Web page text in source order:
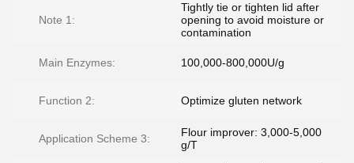
Note 1:
Tightly tie or tighten lid after
opening to avoid moisture or
contamination
Main Enzymes: 100,000-800,000U/g
Function 2: Optimize gluten network
Application Scheme 3:
Flour improver: 3,000-5,000
g/T